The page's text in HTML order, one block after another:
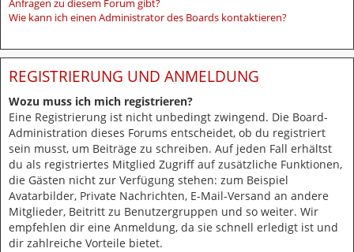
Anfragen zu diesem Forum gibt?
Wie kann ich einen Administrator des Boards kontaktieren?
REGISTRIERUNG UND ANMELDUNG
Wozu muss ich mich registrieren?
Eine Registrierung ist nicht unbedingt zwingend. Die Board-
Administration dieses Forums entscheidet, ob du registriert
sein musst, um Beiträge zu schreiben. Auf jeden Fall erhältst
du als registriertes Mitglied Zugriff auf zusätzliche Funktionen,
die Gästen nicht zur Verfügung stehen: zum Beispiel
Avatarbilder, Private Nachrichten, E-Mail-Versand an andere
Mitglieder, Beitritt zu Benutzergruppen und so weiter. Wir
empfehlen dir eine Anmeldung, da sie schnell erledigt ist und
dir zahlreiche Vorteile bietet.